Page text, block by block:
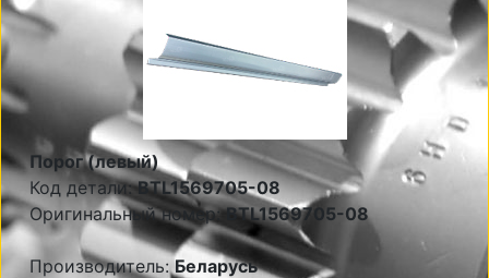
Порог (левый)
Код детали:BTL1569705-08
Оригинальный номер:BTL1569705-08
Производитель:Беларусь